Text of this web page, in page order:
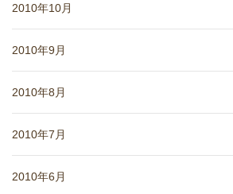
2010年10月
2010年9月
2010年8月
2010年7月
2010年6月